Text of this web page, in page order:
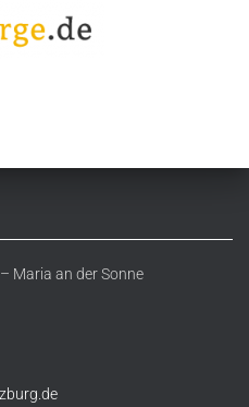
Maria an der Sonne